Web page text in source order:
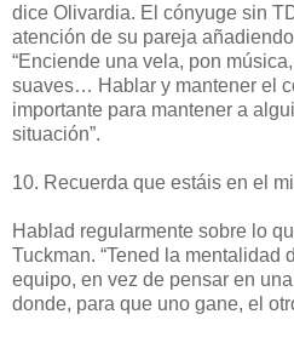
dice Olivardia. El cónyuge sin
atención de su pareja
“Enciende una vela, pon
suaves… Hablar y mantener el
importante para mantener a
situación”.
10. Recuerda que estáis en el
Hablad regularmente sobre lo
Tuckman. “Tened la mentalidad
equipo, en vez de pensar en
donde, para que uno gane, el